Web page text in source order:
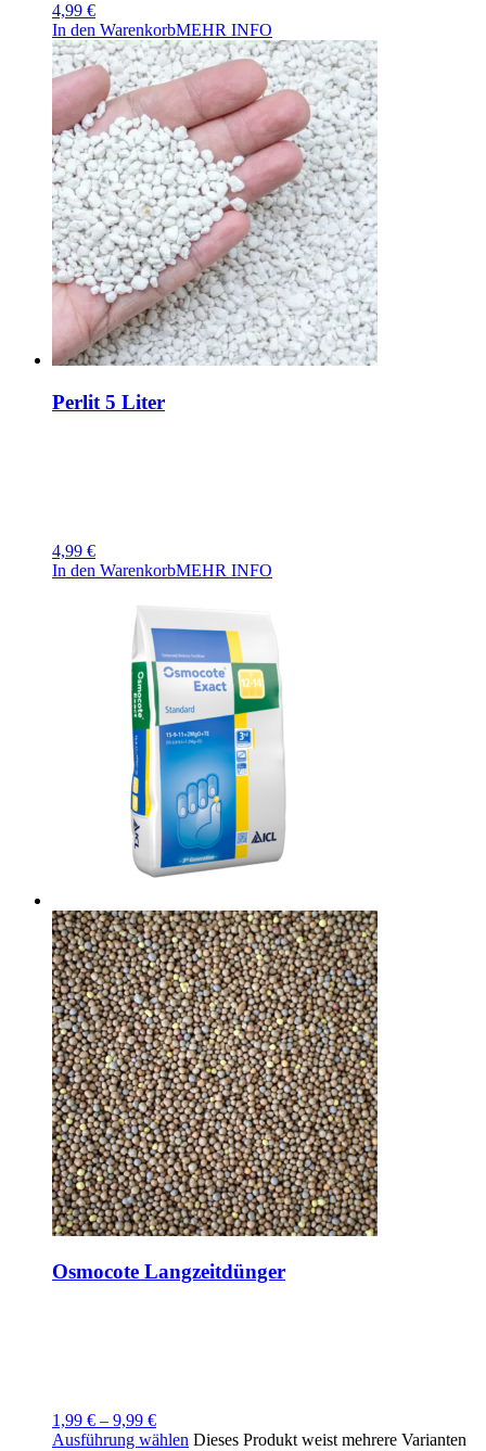
4,99 €
In den WarenkorbMEHR INFO
Perlit 5 Liter
4,99 €
In den WarenkorbMEHR INFO
Osmocote Langzeitdünger
1,99 € – 9,99 €
Ausführung wählen Dieses Produkt weist mehrere Varianten